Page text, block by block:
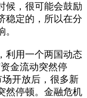
候，很可能会鼓励
稳定的，所以在分
利用一个两国动态
金流动突然停
场开放后，很多新
然停顿。金融危机